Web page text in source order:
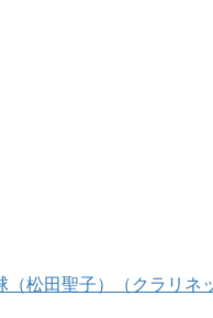
（松田聖子）（クラリネ